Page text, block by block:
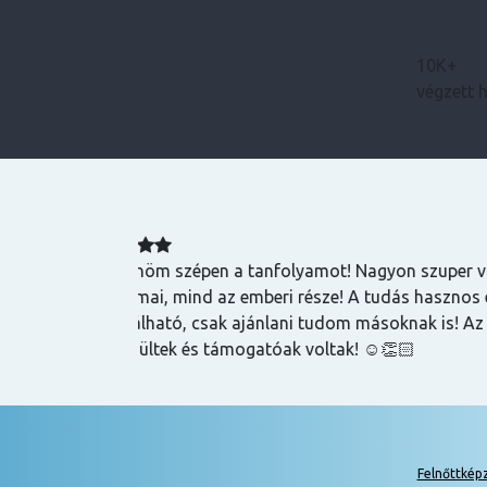
10K+
végzett
Magas tudású, szakképzett emberek
lehet szerezni általuk